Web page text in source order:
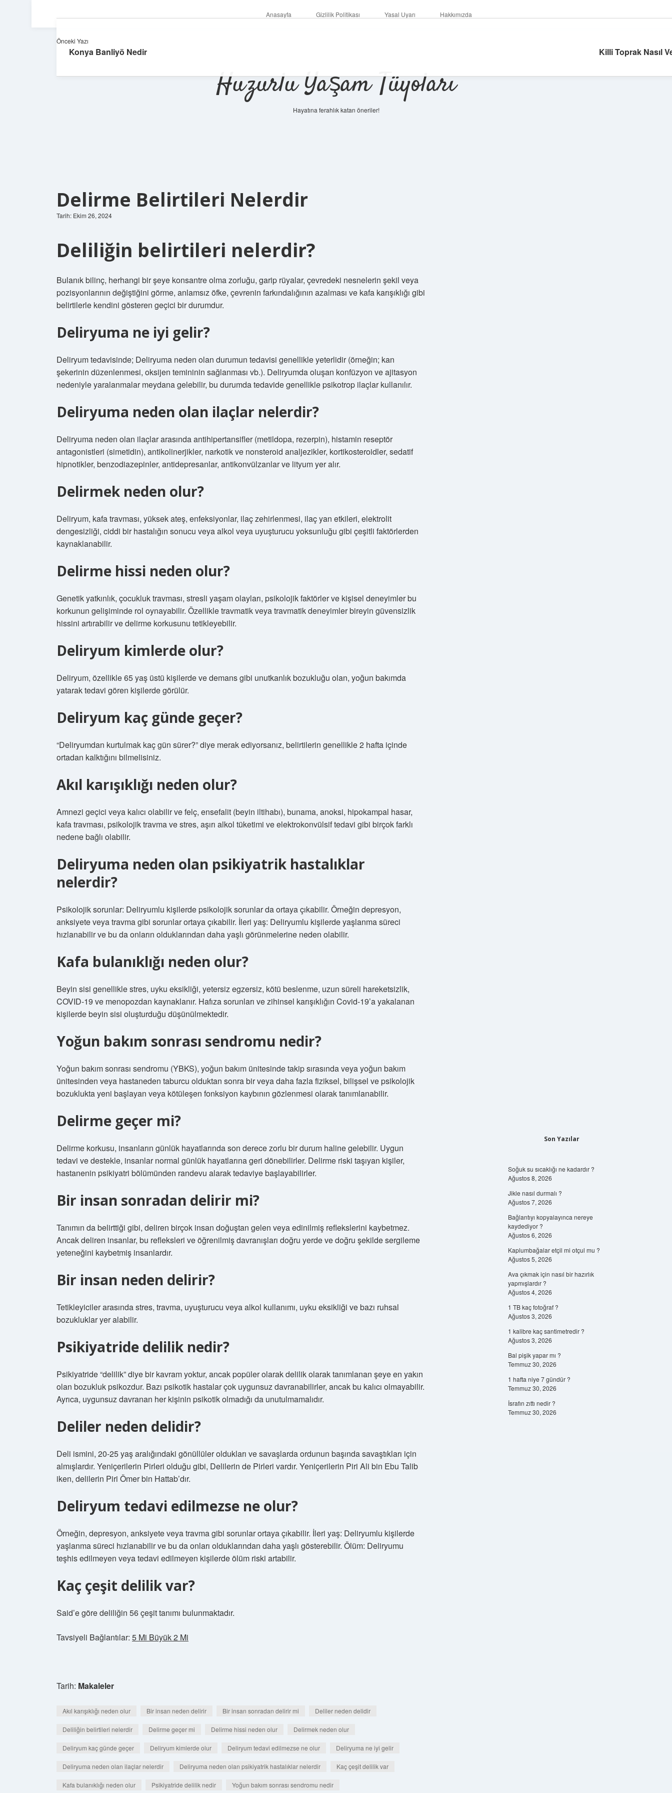
Anasayfa Gizlilik Politikası Yasal Uyarı Hakkımızda
Huzurlu Yaşam Tüyoları
Hayatına ferahlık katan öneriler!
Delirme Belirtileri Nelerdir
Tarih: Ekim 26, 2024
Deliliğin belirtileri nelerdir?
Bulanık bilinç, herhangi bir şeye konsantre olma zorluğu, garip rüyalar, çevredeki nesnelerin şekil veya
pozisyonlarının değiştiğini görme, anlamsız öfke, çevrenin farkındalığının azalması ve kafa karışıklığı gibi
belirtilerle kendini gösteren geçici bir durumdur.
Deliryuma ne iyi gelir?
Deliryum tedavisinde; Deliryuma neden olan durumun tedavisi genellikle yeterlidir (örneğin; kan
şekerinin düzenlenmesi, oksijen temininin sağlanması vb.). Deliryumda oluşan konfüzyon ve ajitasyon
nedeniyle yaralanmalar meydana gelebilir, bu durumda tedavide genellikle psikotrop ilaçlar kullanılır.
Deliryuma neden olan ilaçlar nelerdir?
Deliryuma neden olan ilaçlar arasında antihipertansifler (metildopa, rezerpin), histamin reseptör
antagonistleri (simetidin), antikolinerjikler, narkotik ve nonsteroid analjezikler, kortikosteroidler, sedatif
hipnotikler, benzodiazepinler, antidepresanlar, antikonvülzanlar ve lityum yer alır.
Delirmek neden olur?
Deliryum, kafa travması, yüksek ateş, enfeksiyonlar, ilaç zehirlenmesi, ilaç yan etkileri, elektrolit
dengesizliği, ciddi bir hastalığın sonucu veya alkol veya uyuşturucu yoksunluğu gibi çeşitli faktörlerden
kaynaklanabilir.
Delirme hissi neden olur?
Genetik yatkınlık, çocukluk travması, stresli yaşam olayları, psikolojik faktörler ve kişisel deneyimler bu
korkunun gelişiminde rol oynayabilir. Özellikle travmatik veya travmatik deneyimler bireyin güvensizlik
hissini artırabilir ve delirme korkusunu tetikleyebilir.
Deliryum kimlerde olur?
Deliryum, özellikle 65 yaş üstü kişilerde ve demans gibi unutkanlık bozukluğu olan, yoğun bakımda
yatarak tedavi gören kişilerde görülür.
Deliryum kaç günde geçer?
“Deliryumdan kurtulmak kaç gün sürer?” diye merak ediyorsanız, belirtilerin genellikle 2 hafta içinde
ortadan kalktığını bilmelisiniz.
Akıl karışıklığı neden olur?
Amnezi geçici veya kalıcı olabilir ve felç, ensefalit (beyin iltihabı), bunama, anoksi, hipokampal hasar,
kafa travması, psikolojik travma ve stres, aşırı alkol tüketimi ve elektrokonvülsif tedavi gibi birçok farklı
nedene bağlı olabilir.
Deliryuma neden olan psikiyatrik hastalıklar
nelerdir?
Psikolojik sorunlar: Deliryumlu kişilerde psikolojik sorunlar da ortaya çıkabilir. Örneğin depresyon,
anksiyete veya travma gibi sorunlar ortaya çıkabilir. İleri yaş: Deliryumlu kişilerde yaşlanma süreci
hızlanabilir ve bu da onların olduklarından daha yaşlı görünmelerine neden olabilir.
Kafa bulanıklığı neden olur?
Beyin sisi genellikle stres, uyku eksikliği, yetersiz egzersiz, kötü beslenme, uzun süreli hareketsizlik,
COVID-19 ve menopozdan kaynaklanır. Hafıza sorunları ve zihinsel karışıklığın Covid-19’a yakalanan
kişilerde beyin sisi oluşturduğu düşünülmektedir.
Yoğun bakım sonrası sendromu nedir?
Yoğun bakım sonrası sendromu (YBKS), yoğun bakım ünitesinde takip sırasında veya yoğun bakım
ünitesinden veya hastaneden taburcu olduktan sonra bir veya daha fazla fiziksel, bilişsel ve psikolojik
bozuklukta yeni başlayan veya kötüleşen fonksiyon kaybının gözlenmesi olarak tanımlanabilir.
Delirme geçer mi?
Delirme korkusu, insanların günlük hayatlarında son derece zorlu bir durum haline gelebilir. Uygun
tedavi ve destekle, insanlar normal günlük hayatlarına geri dönebilirler. Delirme riski taşıyan kişiler,
hastanenin psikiyatri bölümünden randevu alarak tedaviye başlayabilirler.
Bir insan sonradan delirir mi?
Tanımın da belirttiği gibi, deliren birçok insan doğuştan gelen veya edinilmiş reflekslerini kaybetmez.
Ancak deliren insanlar, bu refleksleri ve öğrenilmiş davranışları doğru yerde ve doğru şekilde sergileme
yeteneğini kaybetmiş insanlardır.
Bir insan neden delirir?
Tetikleyiciler arasında stres, travma, uyuşturucu veya alkol kullanımı, uyku eksikliği ve bazı ruhsal
bozukluklar yer alabilir.
Psikiyatride delilik nedir?
Psikiyatride “delilik” diye bir kavram yoktur, ancak popüler olarak delilik olarak tanımlanan şeye en yakın
olan bozukluk psikozdur. Bazı psikotik hastalar çok uygunsuz davranabilirler, ancak bu kalıcı olmayabilir.
Ayrıca, uygunsuz davranan her kişinin psikotik olmadığı da unutulmamalıdır.
Deliler neden delidir?
Deli ismini, 20-25 yaş aralığındaki gönüllüler oldukları ve savaşlarda ordunun başında savaştıkları için
almışlardır. Yeniçerilerin Pirleri olduğu gibi, Delilerin de Pirleri vardır. Yeniçerilerin Piri Ali bin Ebu Talib
iken, delilerin Piri Ömer bin Hattab’dır.
Deliryum tedavi edilmezse ne olur?
Örneğin, depresyon, anksiyete veya travma gibi sorunlar ortaya çıkabilir. İleri yaş: Deliryumlu kişilerde
yaşlanma süreci hızlanabilir ve bu da onları olduklarından daha yaşlı gösterebilir. Ölüm: Deliryumu
teşhis edilmeyen veya tedavi edilmeyen kişilerde ölüm riski artabilir.
Kaç çeşit delilik var?
Said’e göre deliliğin 56 çeşit tanımı bulunmaktadır.
Tavsiyeli Bağlantılar: 5 Mi Büyük 2 Mi
Tarih: Makaleler
Akıl karışıklığı neden olur Bir insan neden delirir Bir insan sonradan delirir mi Deliler neden delidir
Deliliğin belirtileri nelerdir Delirme geçer mi Delirme hissi neden olur Delirmek neden olur
Deliryum kaç günde geçer Deliryum kimlerde olur Deliryum tedavi edilmezse ne olur Deliryuma ne iyi gelir
Deliryuma neden olan ilaçlar nelerdir Deliryuma neden olan psikiyatrik hastalıklar nelerdir Kaç çeşit delilik var
Kafa bulanıklığı neden olur Psikiyatride delilik nedir Yoğun bakım sonrası sendromu nedir
Önceki Yazı
Konya Banliyö Nedir Killi Toprak Nasıl
Son Yazılar
Soğuk su sıcaklığı ne kadardır ?
Ağustos 8, 2026
Jikle nasıl durmalı ?
Ağustos 7, 2026
Bağlantıyı kopyalayınca nereye
kaydediyor ?
Ağustos 6, 2026
Kaplumbağalar etçil mi otçul mu ?
Ağustos 5, 2026
Ava çıkmak için nasıl bir hazırlık
yapmışlardır ?
Ağustos 4, 2026
1 TB kaç fotoğraf ?
Ağustos 3, 2026
1 kalibre kaç santimetredir ?
Ağustos 3, 2026
Bal pişik yapar mı ?
Temmuz 30, 2026
1 hafta niye 7 gündür ?
Temmuz 30, 2026
İsrafın zıttı nedir ?
Temmuz 30, 2026